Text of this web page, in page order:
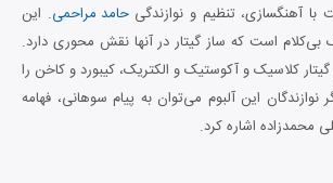
آهنگسازی، تنظیم و نوازندگیحامد مراحمی. این
است که ساز گیتار در آنها نقش محوری دارد.
کلاسیک و آکوستیک و الکتریک، کیبورد و کاخن را
نوازندگان این آلبوم می‌توان به پیام سوهانی، فهامه
محمدزاده اشاره کرد.